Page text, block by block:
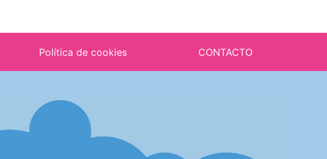
Política de cookies CONTACTO